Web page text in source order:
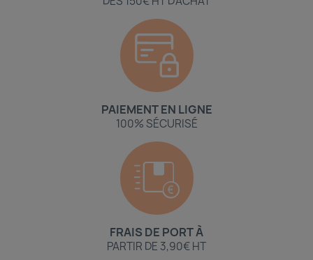
PAIEMENT EN LIGNE
100% SÉCURISÉ
FRAIS DE PORT À
PARTIR DE 3,90€ HT